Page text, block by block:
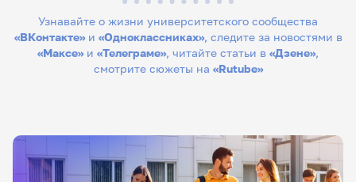
Узнавайте о жизни университетского сообщества
«ВКонтакте»и «Одноклассниках», следите за новостями в
«Максе» и «Телеграме», читайте статьи в «Дзене»,
смотрите сюжеты на «Rutube»